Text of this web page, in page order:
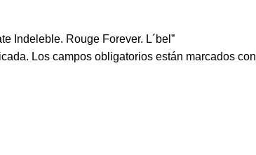
Indeleble. Rouge Forever. L´bel”
Los campos obligatorios están marcados con